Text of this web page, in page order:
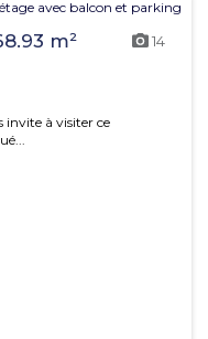
m² 14
invite à visiter ce